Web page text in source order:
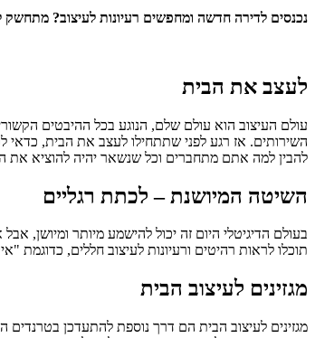
נכנסים לדירה חדשה ומחפשים רעיונות לעיצוב?
לעצב את הבית
עולם העיצוב הוא עולם שלם, הנוגע בכל ההיבטים
השירותים. אז רגע לפני שתתחילו לעצב את הבית, כדאי
להבין למה אתם מתחברים וכל שנשאר יהיה להוציא את
השיטה המיושנת – לכתת רגליים
בעולם הדיגיטלי היום זה יכול להישמע מיותר ומיושן,
תוכלו לראות רהיטים ורעיונות לעיצוב חללים, כדוגמת
מגזינים לעיצוב הבית
מגזינים לעיצוב הבית הם דרך נוספת להתעדכן בטרנדים